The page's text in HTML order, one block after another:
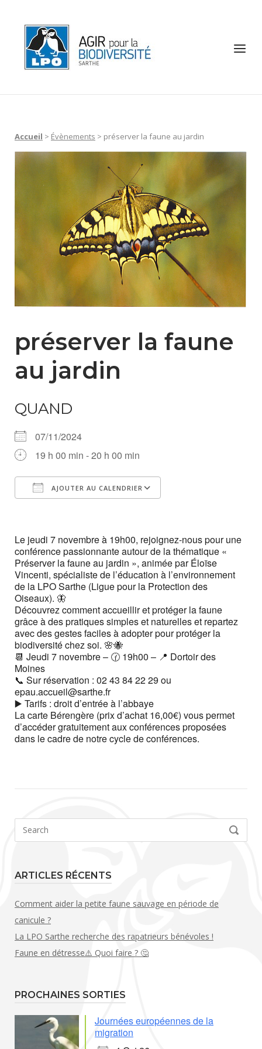
content
Menu
Accueil > Évènements > préserver la faune au jardin
préserver la faune
au jardin
QUAND
07/11/2024
19 h 00 min - 20 h 00 min
AJOUTER AU CALENDRIER
Le jeudi 7 novembre à 19h00, rejoignez-nous pour une
conférence passionnante autour de la thématique «
Préserver la faune au jardin », animée par Éloïse
Vincenti, spécialiste de l’éducation à l’environnement
de la LPO Sarthe (Ligue pour la Protection des
Oiseaux). 🦋
Découvrez comment accueillir et protéger la faune
grâce à des pratiques simples et naturelles et repartez
avec des gestes faciles à adopter pour protéger la
biodiversité chez soi. 🌸🐝
📆 Jeudi 7 novembre – 🕜 19h00 – 📍 Dortoir des
Moines
📞 Sur réservation : 02 43 84 22 29 ou
epau.accueil@sarthe.fr
▶️ Tarifs : droit d’entrée à l’abbaye
La carte Bérengère (prix d’achat 16,00€) vous permet
d’accéder gratuitement aux conférences proposées
dans le cadre de notre cycle de conférences.
SEARCH
ARTICLES RÉCENTS
Comment aider la petite faune sauvage en période de
canicule ?
La LPO Sarthe recherche des rapatrieurs bénévoles !
Faune en détresse⚠️ Quoi faire ? 🤔
PROCHAINES SORTIES
Journées européennes de la
migration